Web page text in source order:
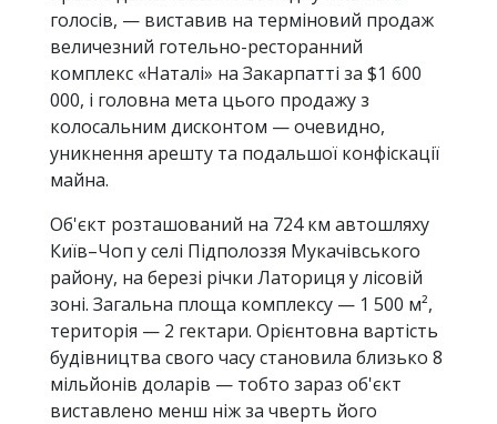
голосів, — виставив на терміновий продаж
величезний готельно-ресторанний
комплекс «Наталі» на Закарпатті за $1 600
000, і головна мета цього продажу з
колосальним дисконтом — очевидно,
уникнення арешту та подальшої конфіскації
майна.
Об'єкт розташований на 724 км автошляху
Київ–Чоп у селі Підполоззя Мукачівського
району, на березі річки Латориця у лісовій
зоні. Загальна площа комплексу — 1 500 м²,
територія — 2 гектари. Орієнтовна вартість
будівництва свого часу становила близько 8
мільйонів доларів — тобто зараз об'єкт
виставлено менш ніж за чверть його